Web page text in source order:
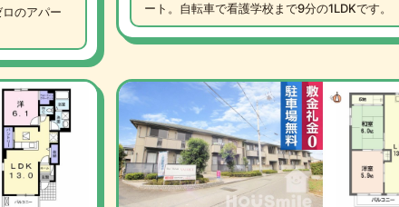
のアパー
ート。自転車で看護学校まで9分の1LDKです。